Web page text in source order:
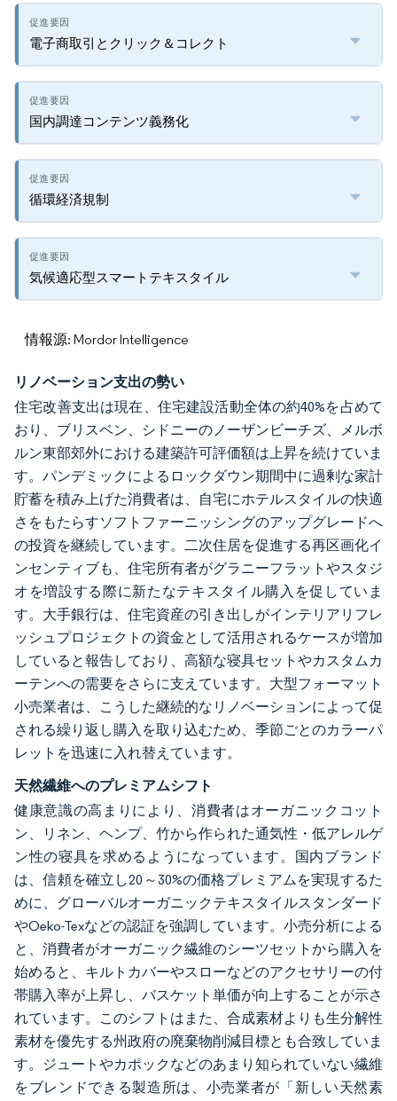
電子商取引とクリック＆コレクト
国内調達コンテンツ義務化
循環経済規制
気候適応型スマートテキスタイル
情報源: Mordor Intelligence
リノベーション支出の勢い
住宅改善支出は現在、住宅建設活動全体の約40%を占めて
おり、ブリスベン、シドニーのノーザンビーチズ、メルボ
ルン東部郊外における建築許可評価額は上昇を続けていま
す。パンデミックによるロックダウン期間中に過剰な家計
貯蓄を積み上げた消費者は、自宅にホテルスタイルの快適
さをもたらすソフトファーニッシングのアップグレードへ
の投資を継続しています。二次住居を促進する再区画化イ
ンセンティブも、住宅所有者がグラニーフラットやスタジ
オを増設する際に新たなテキスタイル購入を促していま
す。大手銀行は、住宅資産の引き出しがインテリアリフレ
ッシュプロジェクトの資金として活用されるケースが増加
していると報告しており、高額な寝具セットやカスタムカ
ーテンへの需要をさらに支えています。大型フォーマット
小売業者は、こうした継続的なリノベーションによって促
される繰り返し購入を取り込むため、季節ごとのカラーパ
レットを迅速に入れ替えています。
天然繊維へのプレミアムシフト
健康意識の高まりにより、消費者はオーガニックコット
ン、リネン、ヘンプ、竹から作られた通気性・低アレルゲ
ン性の寝具を求めるようになっています。国内ブランド
は、信頼を確立し20～30%の価格プレミアムを実現するた
めに、グローバルオーガニックテキスタイルスタンダード
やOeko-Texなどの認証を強調しています。小売分析による
と、消費者がオーガニック繊維のシーツセットから購入を
始めると、キルトカバーやスローなどのアクセサリーの付
帯購入率が上昇し、バスケット単価が向上することが示さ
れています。このシフトはまた、合成素材よりも生分解性
素材を優先する州政府の廃棄物削減目標とも合致していま
す。ジュートやカポックなどのあまり知られていない繊維
をブレンドできる製造所は、小売業者が「新しい天然素